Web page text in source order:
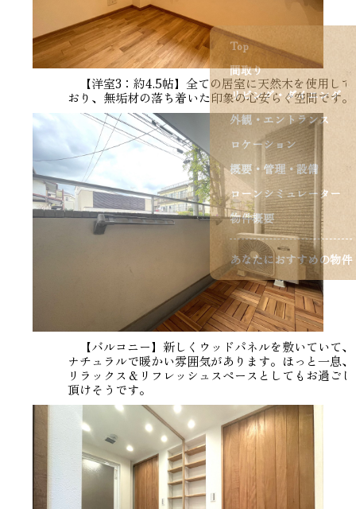
Top
間取り
リビング・ダイニング
外観・エントランス
ロケーション
概要・管理・設備
ローンシミュレーター
物件概要
あなたにおすすめの物件
【洋室3：約4.5帖】全ての居室に天然木を使用して
おり、無垢材の落ち着いた印象の心安らぐ空間です。
【バルコニー】新しくウッドパネルを敷いていて、
ナチュラルで暖かい雰囲気があります。ほっと一息、
リラックス＆リフレッシュスペースとしてもお過ごし
頂けそうです。